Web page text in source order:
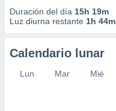
Duración del día 15h 19m
Luz diurna restante 1h 44m
Calendario lunar
Lun Mar Mié